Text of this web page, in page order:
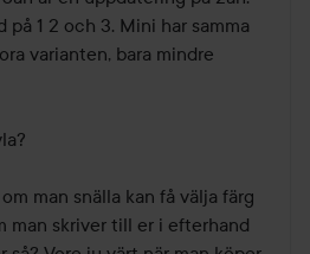
på 1 2 och 3. Mini har samma
varianten, bara mindre
man snälla kan få välja färg
man skriver till er i efterhand